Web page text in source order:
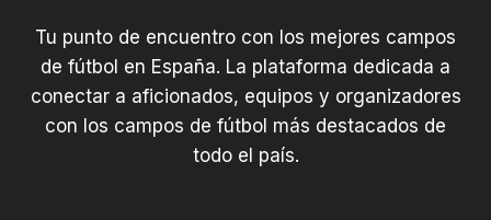
Tu punto de encuentro con los mejores campos
de fútbol en España. La plataforma dedicada a
conectar a aficionados, equipos y organizadores
con los campos de fútbol más destacados de
todo el país.